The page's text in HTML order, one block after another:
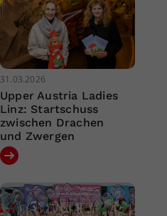
31.03.2026
Upper Austria Ladies
Linz: Startschuss
zwischen Drachen
und Zwergen